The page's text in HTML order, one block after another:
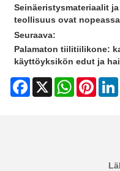
Seinäeristysmateriaalit
teollisuus ovat
Seuraava:
Palamaton tiilitiilikone:
käyttöyksikön edut ja
Facebook
X WhatsApp